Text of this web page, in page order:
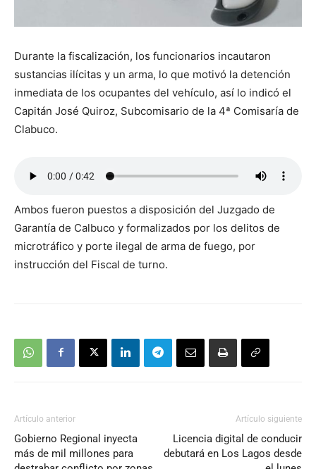
Durante la fiscalización, los funcionarios incautaron
sustancias ilícitas y un arma, lo que motivó la detención
inmediata de los ocupantes del vehículo, así lo indicó el
Capitán José Quiroz, Subcomisario de la 4ª Comisaría de
Clabuco.
Ambos fueron puestos a disposición del Juzgado de
Garantía de Calbuco y formalizados por los delitos de
microtráfico y porte ilegal de arma de fuego, por
instrucción del Fiscal de turno.
Artículo anterior
Gobierno Regional inyecta
más de mil millones para
Artículo siguiente
Licencia digital de conducir
debutará en Los Lagos desde